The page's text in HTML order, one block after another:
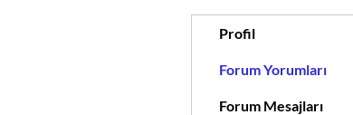
Profil
Forum Yorumları
Forum Mesajları